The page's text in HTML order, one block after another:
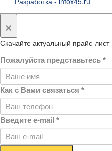
×
Скачайте актуальный прайс-лист
Пожалуйста представьтесь *
Как с Вами связаться *
Введите e-mail *